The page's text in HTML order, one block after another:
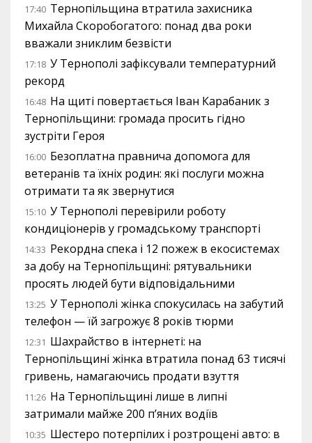
17:40 Тернопільщина втратила захисника
Михайла Скоробогатого: понад два роки
вважали зниклим безвісти
17:18 У Тернополі зафіксували температурний
рекорд
16:48 На щиті повертається Іван Карабаник з
Тернопільщини: громада просить гідно
зустріти Героя
16:00 Безоплатна правнича допомога для
ветеранів та їхніх родин: які послуги можна
отримати та як звернутися
15:10 У Тернополі перевірили роботу
кондиціонерів у громадському транспорті
14:33 Рекордна спека і 12 пожеж в екосистемах
за добу на Тернопільщині: рятувальники
просять людей бути відповідальними
13:25 У Тернополі жінка спокусилась на забутий
телефон — їй загрожує 8 років тюрми
12:31 Шахрайство в інтернеті: на
Тернопільщині жінка втратила понад 63 тисячі
гривень, намагаючись продати взуття
11:26 На Тернопільщині лише в липні
затримали майже 200 п’яних водіїв
10:35 Шестеро потерпілих і розтрощені авто: в